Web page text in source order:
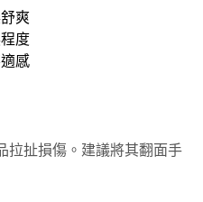
爽
度
感
拉扯損傷。建議將其翻面手